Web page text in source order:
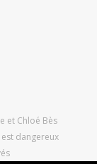
et Chloé Bès
dangereux